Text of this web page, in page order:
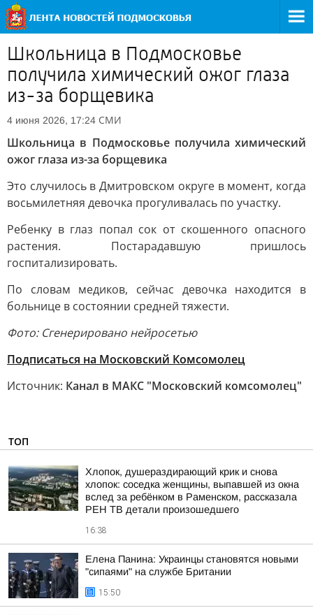
Школьница в Подмосковье
получила химический ожог глаза
из-за борщевика
4 июня 2026, 17:24 СМИ
Школьница в Подмосковье получила химический
ожог глаза из-за борщевика
Это случилось в Дмитровском округе в момент, когда
восьмилетняя девочка прогуливалась по участку.
Ребенку в глаз попал сок от скошенного опасного
растения. Постарадавшую пришлось
госпитализировать.
По словам медиков, сейчас девочка находится в
больнице в состоянии средней тяжести.
Фото: Сгенерировано нейросетью
Подписаться на Московский Комсомолец
Источник: Канал в МАКС "Московский комсомолец"
ТОП
Хлопок, душераздирающий крик и снова
хлопок: соседка женщины, выпавшей из окна
вслед за ребёнком в Раменском, рассказала
РЕН ТВ детали произошедшего
16:38
Елена Панина: Украинцы становятся новыми
"сипаями" на службе Британии
15:50